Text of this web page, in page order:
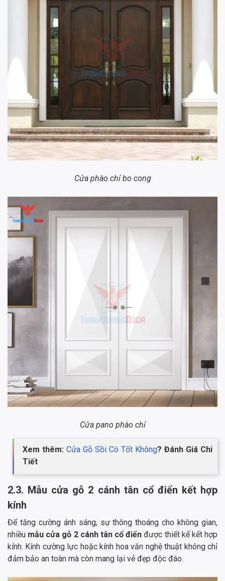
Cửa phào chỉ bo cong
Cửa pano phào chỉ
Xem thêm: Cửa Gỗ Sồi Có Tốt Không? Đánh Giá Chi
Tiết
2.3. Mẫu cửa gỗ 2 cánh tân cổ điển kết hợp
kính
Để tăng cường ánh sáng, sự thông thoáng cho không gian,
nhiều mẫu cửa gỗ 2 cánh tân cổ điểnđược thiết kế kết hợp
kính. Kính cường lực hoặc kính hoa văn nghệ thuật không chỉ
đảm bảo an toàn mà còn mang lại vẻ đẹp độc đáo.